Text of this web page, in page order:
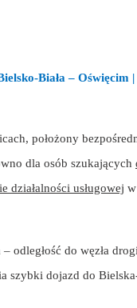
Biała – Oświęcim
położony
dla osób szukających
działalności usługowej
odległość do węzła
szybki dojazd do